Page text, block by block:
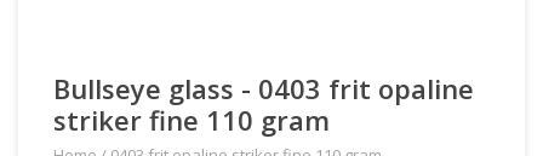
Bullseye glass - 0403 frit opaline
striker fine 110 gram